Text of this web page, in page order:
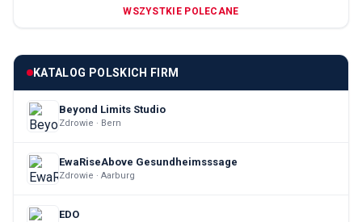
WSZYSTKIE POLECANE
KATALOG POLSKICH FIRM
Beyond Limits Studio
Zdrowie · Bern
EwaRiseAbove Gesundheimsssage
Zdrowie · Aarburg
EDO